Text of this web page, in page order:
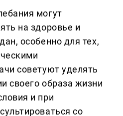
могут
на здоровье и
особенно для тех,
советуют уделять
своего образа жизни
и при
со